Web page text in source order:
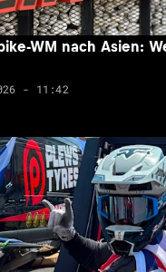
WM nach Asien:
- 11:42